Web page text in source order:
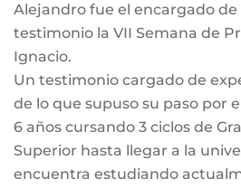
Alejandro fue el encargado
testimonio la VII Semana de
Ignacio.
Un testimonio cargado de
de lo que supuso su paso por
6 años cursando 3 ciclos de
Superior hasta llegar a la
encuentra estudiando